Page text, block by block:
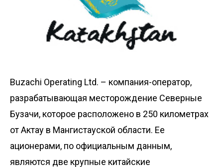
Buzachi Operating Ltd. – компания-оператор,
разрабатывающая месторождение Северные
Бузачи, которое расположено в 250 километрах
от Актау в Мангистауской области. Ее
ационерами, по официальным данным,
являются две крупные китайские